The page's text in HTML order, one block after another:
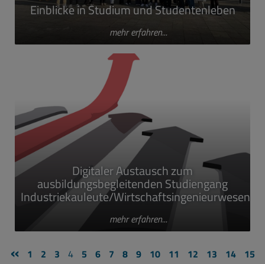
Einblicke in Studium und Studentenleben
mehr erfahren...
Digitaler Austausch zum
ausbildungsbegleitenden Studiengang
Industriekauleute/Wirtschaftsingenieurwesen
mehr erfahren...
« 1 2 3 4 5 6 7 8 9 10 11 12 13 14
15